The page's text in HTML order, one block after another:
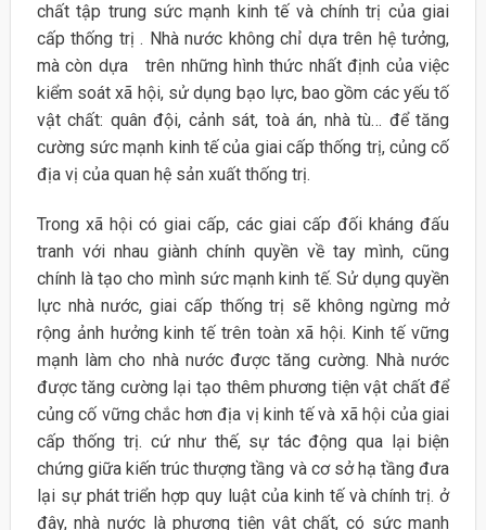
chất tập trung sức mạnh kinh tế và chính trị của giai
cấp thống trị . Nhà nước không chỉ dựa trên hệ tưởng,
mà còn dựa trên những hình thức nhất định của việc
kiểm soát xã hội, sử dụng bạo lực, bao gồm các yếu tố
vật chất: quân đội, cảnh sát, toà án, nhà tù… để tăng
cường sức mạnh kinh tế của giai cấp thống trị, củng cố
địa vị của quan hệ sản xuất thống trị.
Trong xã hội có giai cấp, các giai cấp đối kháng đấu
tranh với nhau giành chính quyền về tay mình, cũng
chính là tạo cho mình sức mạnh kinh tế. Sử dụng quyền
lực nhà nước, giai cấp thống trị sẽ không ngừng mở
rộng ảnh hưởng kinh tế trên toàn xã hội. Kinh tế vững
mạnh làm cho nhà nước được tăng cường. Nhà nước
được tăng cường lại tạo thêm phương tiện vật chất để
củng cố vững chắc hơn địa vị kinh tế và xã hội của giai
cấp thống trị. cứ như thế, sự tác động qua lại biện
chứng giữa kiến trúc thượng tầng và cơ sở hạ tầng đưa
lại sự phát triển hợp quy luật của kinh tế và chính trị. ở
đây, nhà nước là phương tiện vật chất, có sức mạnh